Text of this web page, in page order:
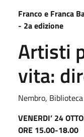
Franco e Franca
- 2a edizione
Artisti
vita:
Nembro,
VENERDI’ 24
ORE 15.00-18.00